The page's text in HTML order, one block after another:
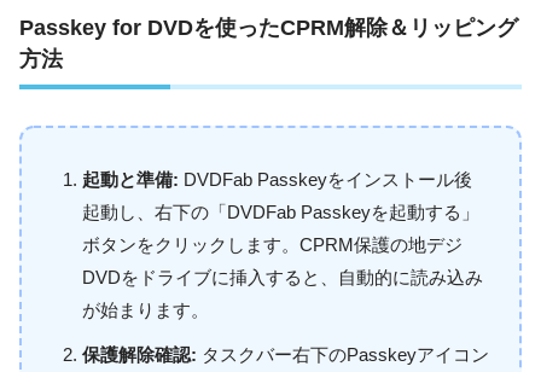
Passkey for DVDを使ったCPRM解除＆リッピング
方法
起動と準備: DVDFab Passkeyをインストール後
起動し、右下の「DVDFab Passkeyを起動する」
ボタンをクリックします。CPRM保護の地デジ
DVDをドライブに挿入すると、自動的に読み込み
が始まります。
保護解除確認: タスクバー右下のPasskeyアイコン